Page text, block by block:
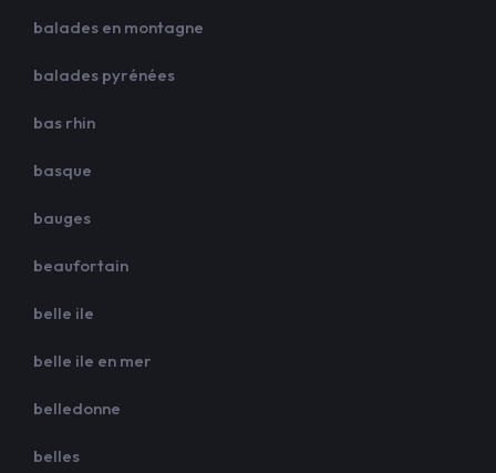
balades en montagne
balades pyrénées
bas rhin
basque
bauges
beaufortain
belle ile
belle ile en mer
belledonne
belles